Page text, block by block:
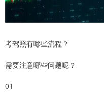
考驾照有哪些流程？
需要注意哪些问题呢？
01